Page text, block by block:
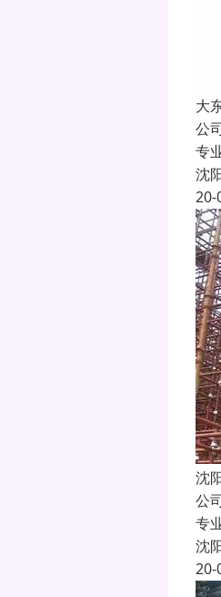
大
公
专
沈
20-
沈
公
专
沈
20-